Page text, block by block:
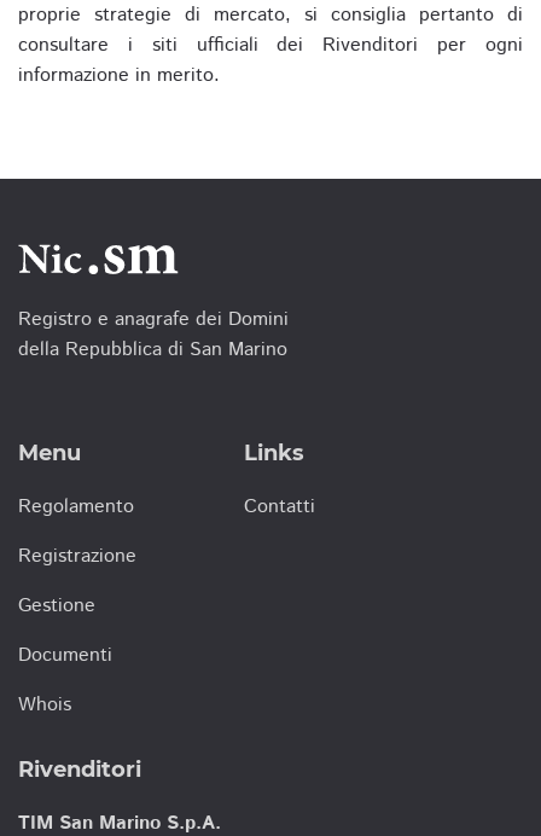
proprie strategie di mercato, si consiglia pertanto di
consultare i siti ufficiali dei Rivenditori per ogni
informazione in merito.
Registro e anagrafe dei Domini
della Repubblica di San Marino
Menu
Regolamento
Registrazione
Gestione
Documenti
Whois
Links
Contatti
Rivenditori
TIM San Marino S.p.A.